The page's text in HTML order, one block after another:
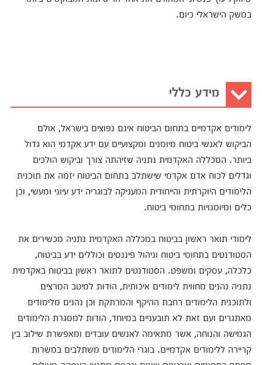
במשק הישראלי כיום.
מידע כללי
לימודים אקדמיים בתחום הביטוח אינם נפוצים בישראל, אולם
הביקוש לאנשי ביטוח מיומנים ומקצועיים עם ידע אקדמי הוא גדול
ביותר. המכללה האקדמית נתניה שזיהתה צורך וביקוש הולכים
וגדלים לכוח אדם אקדמי שישתלב בתחום הביטוח יזמה את תוכנית
הלימודים היוקרתית והייחודית המעניקה לבוגריה ידע עיוני ומעשי, וכן
כלים ומיומנויות בתחומי ביטוח.
לימודי תואר ראשון בביטוח במכללה האקדמית נתניה מכשירים את
הסטודנטים בתחומי ביטוח וניהול פיננסים וכוללים ידע בביטוח,
כלכלה, עסקים ומשפט. הסטודנטים לתואר ראשון בביטוח באקדמית
נתניה נהנים מחווית לימודים איכותית, הודות למיטב המרצים
ולתוכנית הלימודים רחבת ההיקף והמרתקת וכן נהנים מלימודים
מאתגרים ועם זאת לא תובעניים במיוחד, הודות למסגרת הלימודים
הגמישה והנוחה, אשר מתאימה לאנשים עובדים ומאפשרת שילוב בין
קריירה ללימודים אקדמיים. בוגרי הלימודים משתלבים במשרות